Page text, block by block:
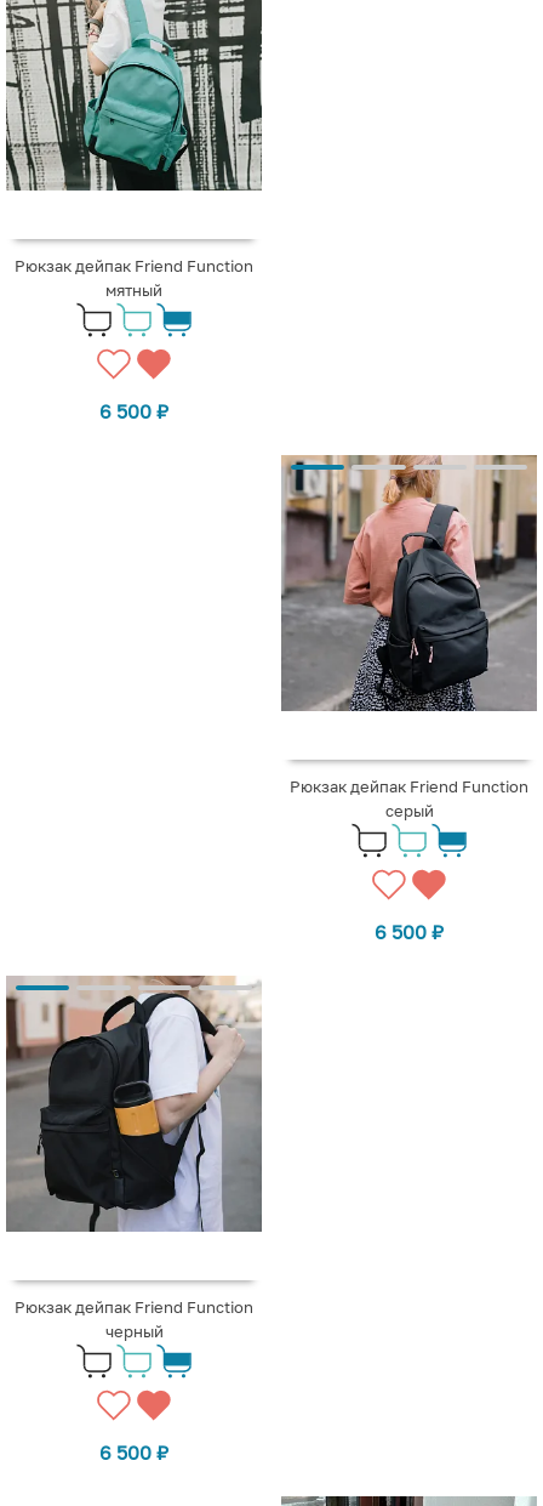
Рюкзак дейпак Friend Function
мятный
6 500 ₽
Рюкзак дейпак Friend Function
серый
6 500 ₽
Рюкзак дейпак Friend Function
черный
6 500 ₽